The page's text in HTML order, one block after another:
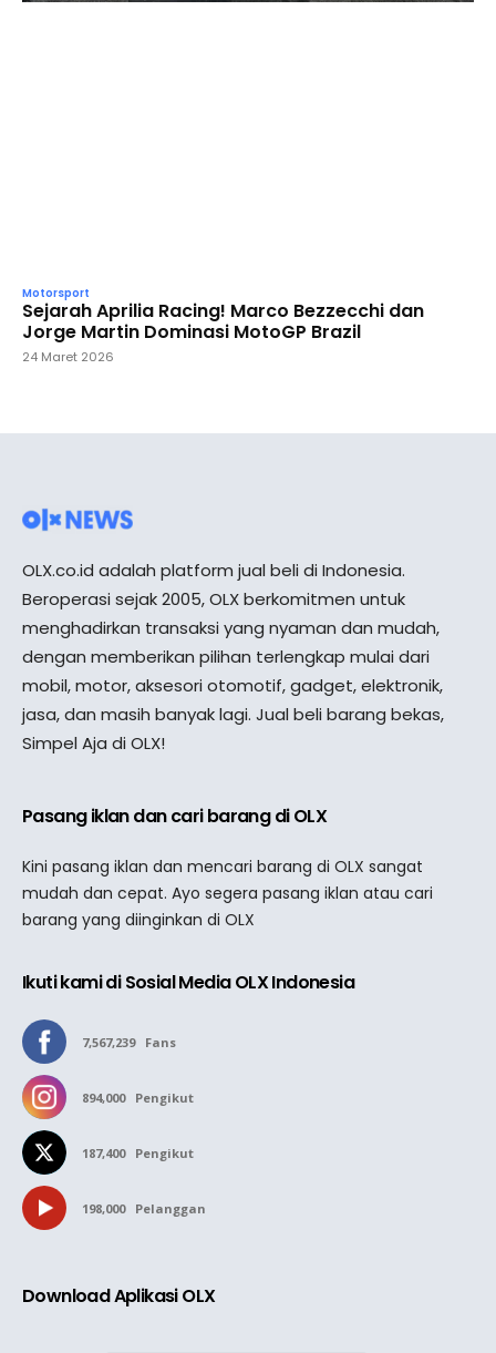
Motorsport
Sejarah Aprilia Racing! Marco Bezzecchi dan
Jorge Martin Dominasi MotoGP Brazil
24 Maret 2026
OLX.co.id adalah platform jual beli di Indonesia.
Beroperasi sejak 2005, OLX berkomitmen untuk
menghadirkan transaksi yang nyaman dan mudah,
dengan memberikan pilihan terlengkap mulai dari
mobil, motor, aksesori otomotif, gadget, elektronik,
jasa, dan masih banyak lagi. Jual beli barang bekas,
Simpel Aja di OLX!
Pasang iklan dan cari barang di OLX
Kini pasang iklan dan mencari barang di OLX sangat
mudah dan cepat. Ayo segera pasang iklan atau cari
barang yang diinginkan di OLX
Ikuti kami di Sosial Media OLX Indonesia
7,567,239 Fans
894,000 Pengikut
187,400 Pengikut
198,000 Pelanggan
Download Aplikasi OLX